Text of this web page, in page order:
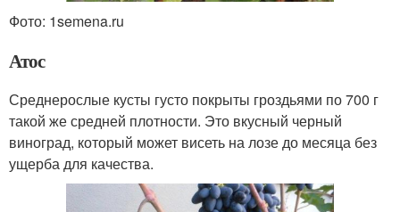
Фото: 1semena.ru
Атос
Среднерослые кусты густо покрыты гроздьями по 700 г
такой же средней плотности. Это вкусный черный
виноград, который может висеть на лозе до месяца без
ущерба для качества.